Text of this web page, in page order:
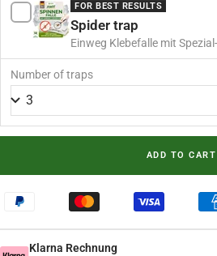
FOR BEST RESULTS
Spider trap
Einweg Klebefalle mit
Haushalt & Wohnbereiche
Number of traps
ADD TO CART
Klarna Rechnung